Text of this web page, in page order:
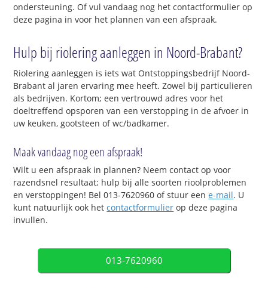
ondersteuning. Of vul vandaag nog het contactformulier op
deze pagina in voor het plannen van een afspraak.
Hulp bij riolering aanleggen in Noord-Brabant?
Riolering aanleggen is iets wat Ontstoppingsbedrijf Noord-
Brabant al jaren ervaring mee heeft. Zowel bij particulieren
als bedrijven. Kortom; een vertrouwd adres voor het
doeltreffend opsporen van een verstopping in de afvoer in
uw keuken, gootsteen of wc/badkamer.
Maak vandaag nog een afspraak!
Wilt u een afspraak in plannen? Neem contact op voor
razendsnel resultaat; hulp bij alle soorten rioolproblemen
en verstoppingen! Bel 013-7620960 of stuur eene-mail. U
kunt natuurlijk ook hetcontactformulier op deze pagina
invullen.
013-7620960